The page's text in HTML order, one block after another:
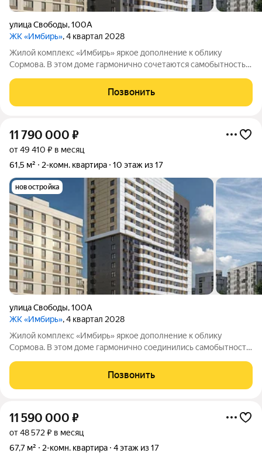
улица Свободы,100А
ЖК «Имбирь», 4 квартал 2028
Жилой комплекс «Имбирь» яркое дополнение к облику
Сормова. В этом доме гармонично сочетаются самобытность
комфорта. Всё необходимое находится в шаговой
доступности: транспортная развязка,
Позвонить
11 790 000 ₽
от 49 410 ₽ в месяц
61,5 м²
2-комн. квартира 10 этаж из 17
новостройка
улица Свободы,100А
ЖК «Имбирь», 4 квартал 2028
Жилой комплекс «Имбирь» яркое дополнение к облику
Сормова. В этом доме гармонично соединились самобытность
необходимое находится в шаговой доступности: транспортная
развязка, торговые точки,
Позвонить
11 590 000 ₽
от 48 572 ₽ в месяц
67,7 м²
2-комн. квартира 4 этаж из 17